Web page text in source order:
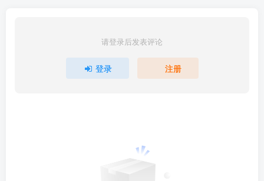
请登录后发表评论
登录 注册